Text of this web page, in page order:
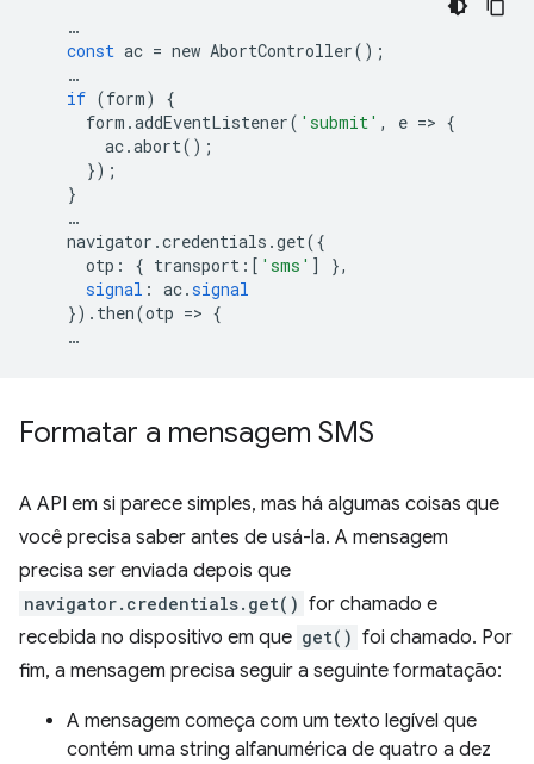
…
const ac = new AbortController();
…
if (form)
{
form .addEventListener( 'submit' , e => {
ac.abort();
});
}
…
navigator .credentials .get({
otp : { transport :[ 'sms' ]
},
signal : ac.signal
}) . then(otp => {
…
Formatar a mensagem SMS
A API em si parece simples, mas há algumas coisas que
você precisa saber antes de usá-la. A mensagem
precisa ser enviada depois que
navigator.credentials.get() for chamado e
recebida no dispositivo em que get() foi chamado. Por
fim, a mensagem precisa seguir a seguinte formatação:
A mensagem começa com um texto legível que
contém uma string alfanumérica de quatro a dez